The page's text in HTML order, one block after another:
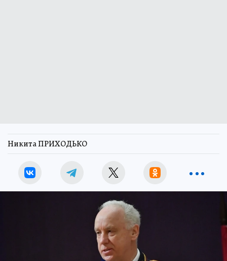
Никита ПРИХОДЬКО